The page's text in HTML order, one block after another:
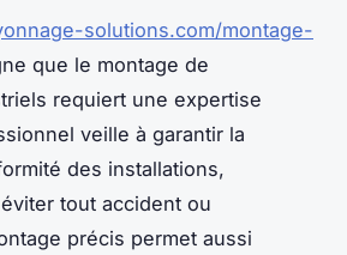
solutions.com/montage-
que le montage de
requiert une expertise
veille à garantir la
des installations,
tout accident ou
précis permet aussi